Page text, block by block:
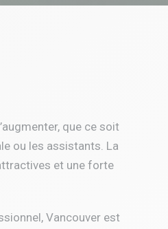
que ce soit
ou les assistants. La
et une forte
Vancouver est